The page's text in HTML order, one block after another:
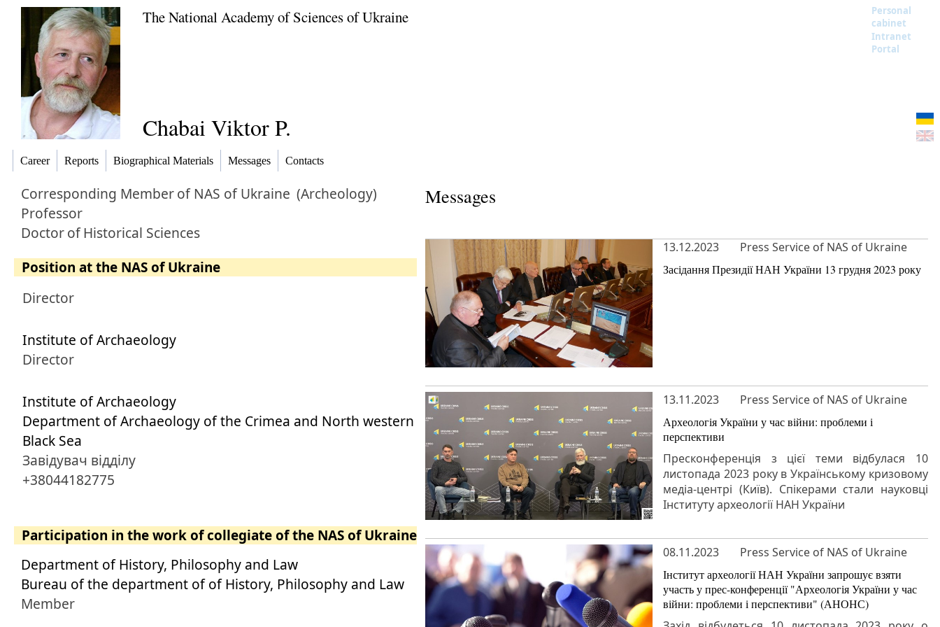
The National Academy of Sciences of Ukraine
Personal
cabinet
Intranet
Portal
Chabai Viktor P.
Career Reports Biographical Materials Messages Contacts
Corresponding Memberof NAS of Ukraine (Archeology)
Professor
DoctorofHistorical Sciences
Position at the NAS of Ukraine
Director
Institute of Archaeology
Director
Institute of Archaeology
Department of Archaeology of the Crimea and North western
Black Sea
Завідувач відділу
+38044182775
Participation in the work of collegiate of the NAS of Ukraine
Department of History, Philosophy and Law
Bureau of the department of of History, Philosophy and Law
Member
Messages
13.12.2023 Press Service of NAS of Ukraine
Засідання Президії НАН України 13 грудня 2023 року
13.11.2023 Press Service of NAS of Ukraine
Археологія України у час війни: проблеми і
перспективи
Пресконференція з цієї теми відбулася 10
листопада 2023 року в Українському кризовому
медіа-центрі (Київ). Спікерами стали науковці
Інституту археології НАН України
08.11.2023 Press Service of NAS of Ukraine
Інститут археології НАН України запрошує взяти
участь у прес-конференції "Археологія України у час
війни: проблеми і перспективи" (АНОНС)